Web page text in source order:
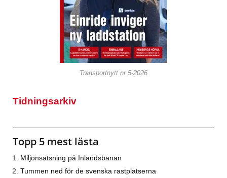
Transportnytt nr 5-2026
Tidningsarkiv
Topp 5 mest lästa
Miljonsatsning på Inlandsbanan
Tummen ned för de svenska rastplatserna